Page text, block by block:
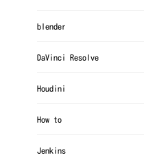
blender
DaVinci Resolve
Houdini
How to
Jenkins